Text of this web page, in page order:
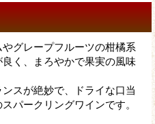
グレープフルーツの柑橘系
く、まろやかで果実の風味
スが絶妙で、ドライな口当
パークリングワインです。